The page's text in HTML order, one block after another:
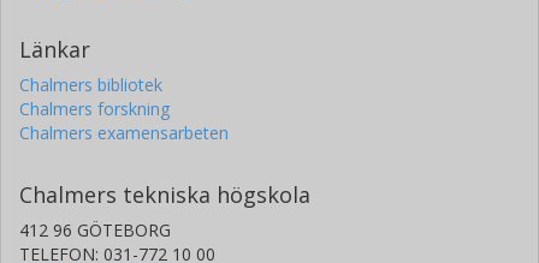
Länkar
Chalmers bibliotek
Chalmers forskning
Chalmers examensarbeten
Chalmers tekniska högskola
412 96 GÖTEBORG
TELEFON: 031-772 10 00